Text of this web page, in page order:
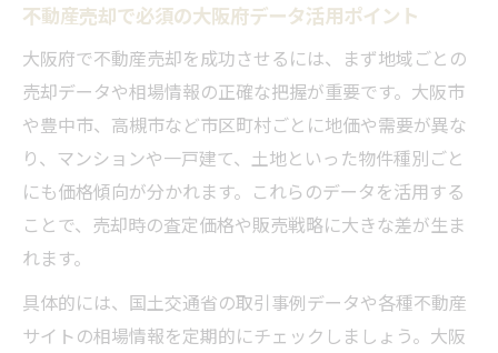
不動産売却で必須の大阪府データ活用ポイント
大阪府で不動産売却を成功させるには、まず地域ごとの
売却データや相場情報の正確な把握が重要です。大阪市
や豊中市、高槻市など市区町村ごとに地価や需要が異な
り、マンションや一戸建て、土地といった物件種別ごと
にも価格傾向が分かれます。これらのデータを活用する
ことで、売却時の査定価格や販売戦略に大きな差が生ま
れます。
具体的には、国土交通省の取引事例データや各種不動産
サイトの相場情報を定期的にチェックしましょう。大阪